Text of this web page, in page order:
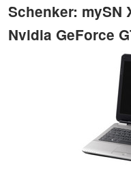
Schenker: mySN
Nvidia GeForce